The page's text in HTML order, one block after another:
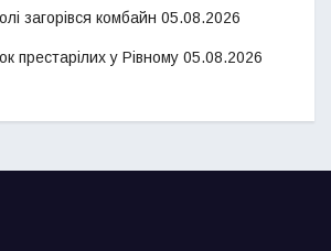
загорівся комбайн 05.08.2026
престарілих у Рівному 05.08.2026